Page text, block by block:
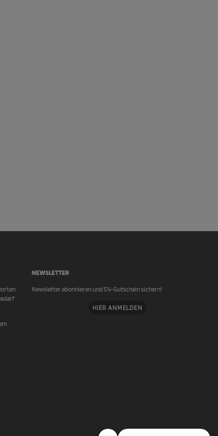
NEWSLETTER
Newsletter abonnieren und 5%-Gutschein sichern!
HIER ANMELDEN